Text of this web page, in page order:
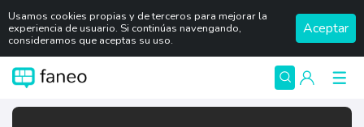
Usamos cookies propias y de terceros para mejorar la
experiencia de usuario. Si continúas navengando,
consideramos que aceptas su uso.
Aceptar